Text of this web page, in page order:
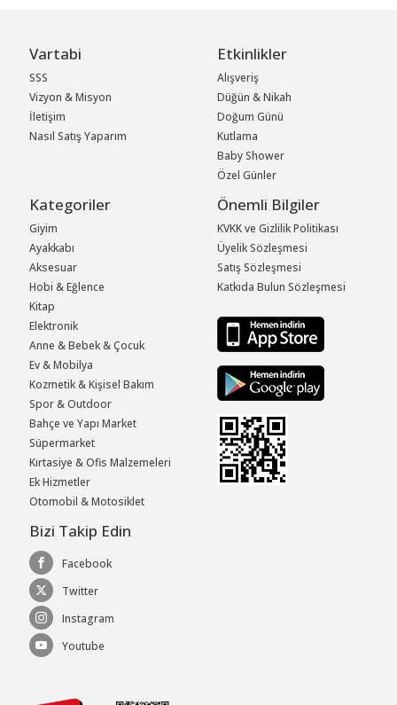
Vartabi
SSS
Vizyon & Misyon
İletişim
Nasıl Satış Yaparım
Etkinlikler
Alışveriş
Düğün & Nikah
Doğum Günü
Kutlama
Baby Shower
Özel Günler
Kategoriler
Giyim
Ayakkabı
Aksesuar
Hobi & Eğlence
Kitap
Elektronik
Anne & Bebek & Çocuk
Ev & Mobilya
Kozmetik & Kişisel Bakım
Spor & Outdoor
Bahçe ve Yapı Market
Süpermarket
Kırtasiye & Ofis Malzemeleri
Ek Hizmetler
Otomobil & Motosiklet
Önemli Bilgiler
KVKK ve Gizlilik Politikası
Üyelik Sözleşmesi
Satış Sözleşmesi
Katkıda Bulun Sözleşmesi
Bizi Takip Edin
Facebook
Twitter
Instagram
Youtube